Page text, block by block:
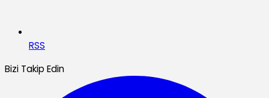
RSS
Bizi Takip Edin